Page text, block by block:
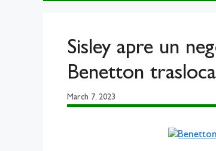
Sisley apre un
Benetton trasloca
March 7, 2023